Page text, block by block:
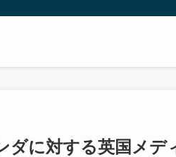
ダに対する英国メデ